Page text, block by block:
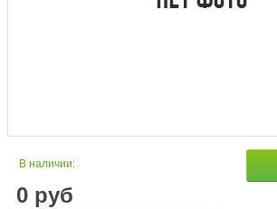
В наличии:
0 руб